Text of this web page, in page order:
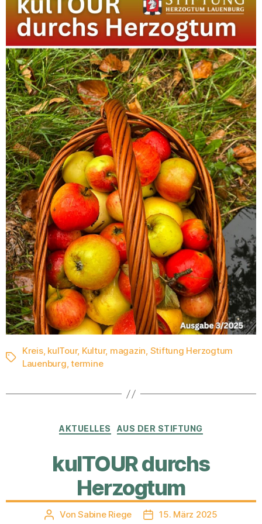
Schlagwörter
Kreis, kulTour, Kultur, magazin, Stiftung Herzogtum
Lauenburg,termine
Kategorien
AKTUELLES AUS DER STIFTUNG
kulTOUR durchs
Herzogtum
Beitragsautor
VonSabine Riege Veröffentlichungsdatum
15. März 2025